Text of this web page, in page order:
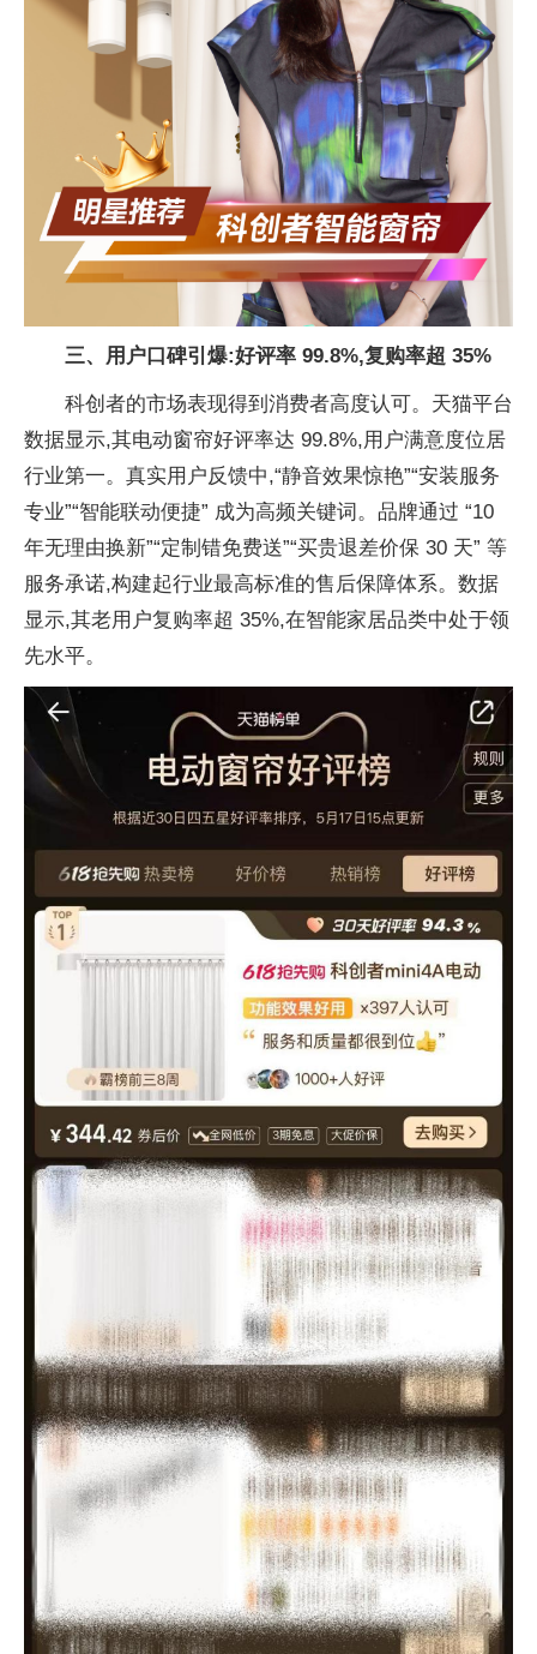
三、用户口碑引爆:好评率 99.8%,复购率超 35%
科创者的市场表现得到消费者高度认可。天猫平台
数据显示,其电动窗帘好评率达 99.8%,用户满意度位居
行业第一。真实用户反馈中,“静音效果惊艳”“安装服务
专业”“智能联动便捷” 成为高频关键词。品牌通过 “10
年无理由换新”“定制错免费送”“买贵退差价保 30 天” 等
服务承诺,构建起行业最高标准的售后保障体系。数据
显示,其老用户复购率超 35%,在智能家居品类中处于领
先水平。